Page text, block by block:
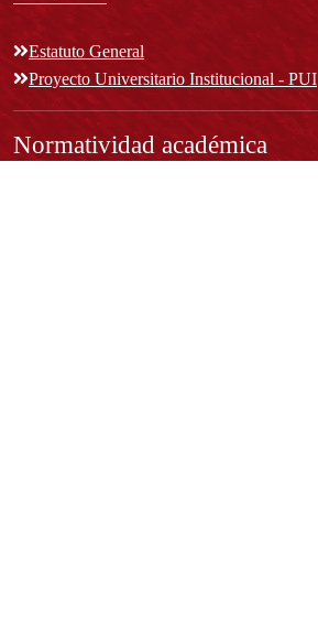
Estatuto General
Proyecto Universitario Institucional - PUI
Normatividad académica